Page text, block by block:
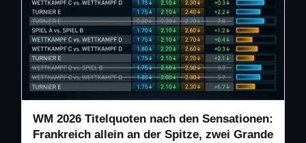
WM 2026 Titelquoten nach den Sensationen:
Frankreich allein an der Spitze, zwei Grande